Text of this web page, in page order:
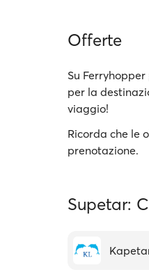
Offerte
Su
per la
viaggio!
Ricorda che le
prenotazione.
Supetar: